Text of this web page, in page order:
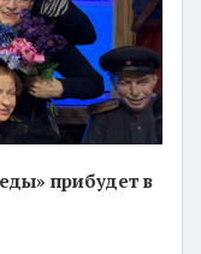
прибудет в